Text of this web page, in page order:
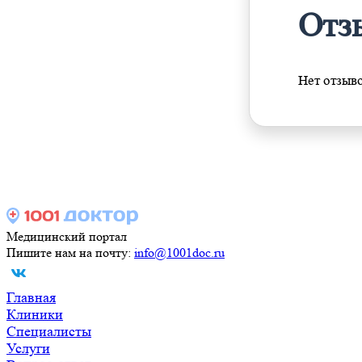
Нет
Медицинский портал
Пишите нам на почту: info@1001doc.ru
Главная
Клиники
Специалисты
Услуги